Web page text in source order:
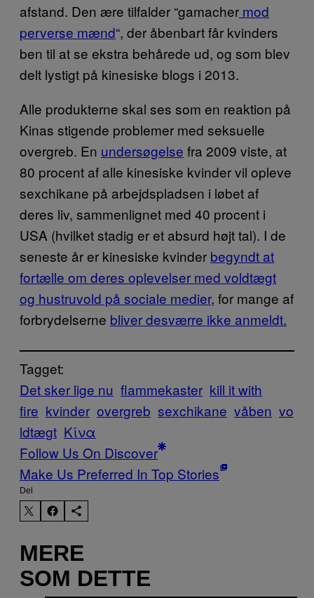
afstand. Den ære tilfalder “gamacher mod
perverse mænd“, der åbenbart får kvinders
ben til at se ekstra behårede ud, og som blev
delt lystigt på kinesiske blogs i 2013.
Alle produkterne skal ses som en reaktion på
Kinas stigende problemer med seksuelle
overgreb. En undersøgelse fra 2009 viste, at
80 procent af alle kinesiske kvinder vil opleve
sexchikane på arbejdspladsen i løbet af
deres liv, sammenlignet med 40 procent i
USA (hvilket stadig er et absurd højt tal). I de
seneste år er kinesiske kvinder begyndt at
fortælle om deres oplevelser med voldtægt
og hustruvold på sociale medier, for mange af
forbrydelserne bliver desværre ikke anmeldt.
Tagget:
Det sker lige nu flammekaster kill it with
fire kvinder overgreb sexchikane våben vo
ldtægt Κίνα
Follow Us On Discover
Make Us Preferred In Top Stories
Del
MERE
SOM DETTE